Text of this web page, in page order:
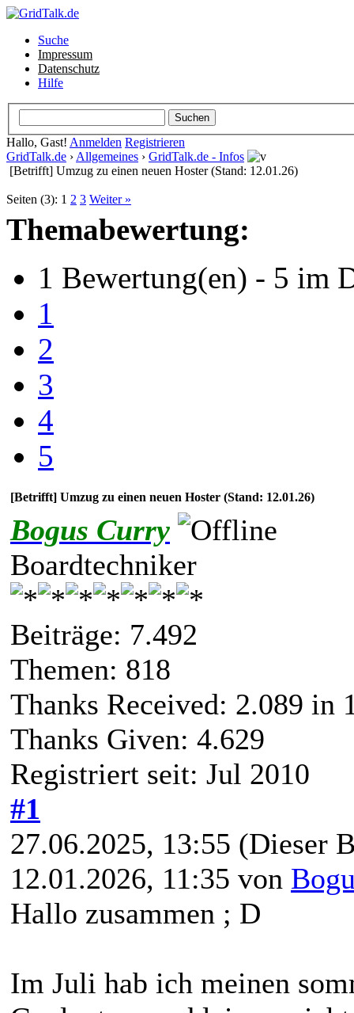
Suche
Impressum
Datenschutz
Hilfe
Hallo, Gast! Anmelden Registrieren
GridTalk.de › Allgemeines › GridTalk.de - Infos
[Betrifft] Umzug zu einen neuen Hoster (Stand: 12.01.26)
Seiten (3): 1 2 3 Weiter »
Themabewertung:
1 Bewertung(en) - 5 im
1
2
3
4
5
[Betrifft] Umzug zu einen neuen Hoster (Stand: 12.01.26)
Bogus Curry
Boardtechniker
Beiträge: 7.492
Themen: 818
Thanks Received: 2.089 in
Thanks Given: 4.629
Registriert seit: Jul 2010
#1
27.06.2025, 13:55 (Dieser
12.01.2026, 11:35 von
Hallo zusammen ; D
Im Juli hab ich meinen